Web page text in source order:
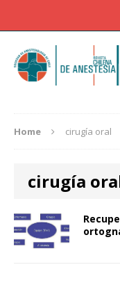
Home cirugía oral
cirugía